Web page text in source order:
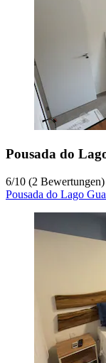
Pousada do
6/10 (2 Bewertungen)
Pousada do Lago